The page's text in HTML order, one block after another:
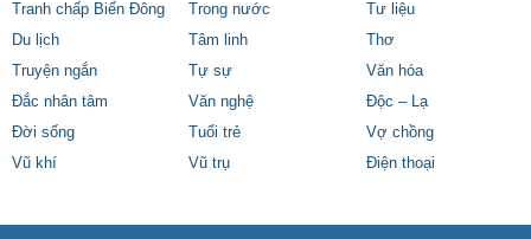
Tranh chấp Biển Đông
Trong nước
Tư liệu
Du lịch
Tâm linh
Thơ
Truyện ngắn
Tự sự
Văn hóa
Đắc nhân tâm
Văn nghệ
Độc – Lạ
Đời sống
Tuổi trẻ
Vợ chồng
Vũ khí
Vũ trụ Điện thoại